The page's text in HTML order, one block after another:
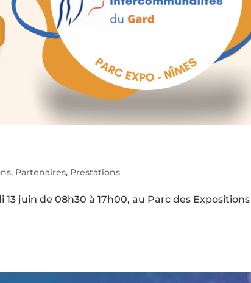
, Partenaires, Prestations
juin de 08h30 à 17h00, au Parc des